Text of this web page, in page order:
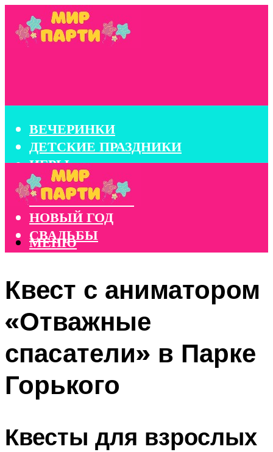
ВЕЧЕРИНКИ
ДЕТСКИЕ ПРАЗДНИКИ
ИГРЫ
КОНКУРСЫ
КОРПОРАТИВЫ
НОВЫЙ ГОД
СВАДЬБЫ
МЕНЮ
Квест с аниматором
«Отважные
спасатели» в Парке
Горького
Квесты для взрослых